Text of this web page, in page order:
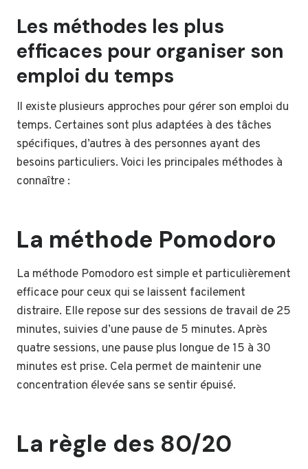
Les méthodes les plus
efficaces pour organiser son
emploi du temps
Il existe plusieurs approches pour gérer son emploi du
temps. Certaines sont plus adaptées à des tâches
spécifiques, d’autres à des personnes ayant des
besoins particuliers. Voici les principales méthodes à
connaître :
La méthode Pomodoro
La méthode Pomodoro est simple et particulièrement
efficace pour ceux qui se laissent facilement
distraire. Elle repose sur des sessions de travail de 25
minutes, suivies d’une pause de 5 minutes. Après
quatre sessions, une pause plus longue de 15 à 30
minutes est prise. Cela permet de maintenir une
concentration élevée sans se sentir épuisé.
La règle des 80/20